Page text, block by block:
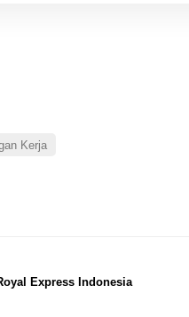
Kerja
Express Indonesia